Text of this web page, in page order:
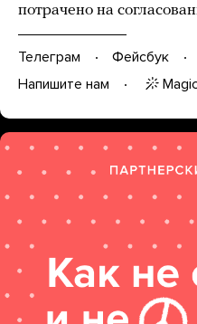
потрачено на
Телеграм Фейсбук
Напишите нам